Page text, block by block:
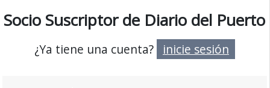
Socio Suscriptor de Diario del Puerto
¿Ya tiene una cuenta? inicie sesión